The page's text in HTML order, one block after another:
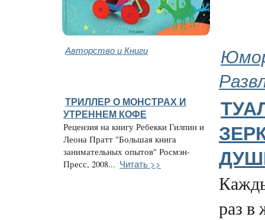
Авторство и Книги
ТРИЛЛЕР О МОНСТРАХ И
УТРЕННЕМ КОФЕ
Рецензия на книгу Ребекки Гилпин и
Леона Пратт "Большая книга
занимательных опытов" Росмэн-
Пресс, 2008... Читать >>
раз в